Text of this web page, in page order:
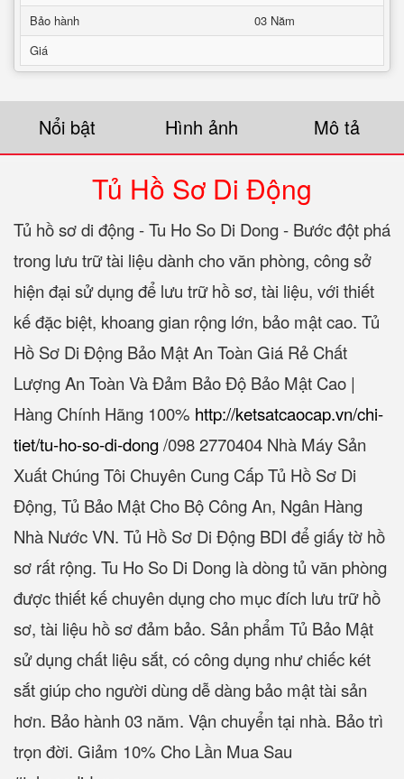
Bảo hành
03 Năm
Giá
Nổi bật Hình ảnh Mô tả
Tủ Hồ Sơ Di Động
Tủ hồ sơ di động - Tu Ho So Di Dong - Bước đột phá
trong lưu trữ tài liệu dành cho văn phòng, công sở
hiện đại sử dụng để lưu trữ hồ sơ, tài liệu, với thiết
kế đặc biệt, khoang gian rộng lớn, bảo mật cao. Tủ
Hồ Sơ Di Động Bảo Mật An Toàn Giá Rẻ Chất
Lượng An Toàn Và Đảm Bảo Độ Bảo Mật Cao |
Hàng Chính Hãng 100%‎ http://ketsatcaocap.vn/chi-
tiet/tu-ho-so-di-dong/‎098 2770404 Nhà Máy Sản
Xuất Chúng Tôi Chuyên Cung Cấp Tủ Hồ Sơ Di
Động, Tủ Bảo Mật Cho Bộ Công An, Ngân Hàng
Nhà Nước VN. Tủ Hồ Sơ Di Động BDI để giấy tờ hồ
sơ rất rộng. Tu Ho So Di Dong là dòng tủ văn phòng
được thiết kế chuyên dụng cho mục đích lưu trữ hồ
sơ, tài liệu hồ sơ đảm bảo. Sản phẩm Tủ Bảo Mật
sử dụng chất liệu sắt, có công dụng như chiếc két
sắt giúp cho người dùng dễ dàng bảo mật tài sản
hơn. Bảo hành 03 năm. Vận chuyển tại nhà. Bảo trì
trọn đời. Giảm 10% Cho Lần Mua Sau